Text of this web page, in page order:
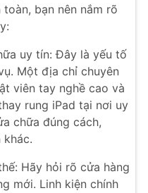
bạn nên nắm rõ
uy tín: Đây là yếu tố
Một địa chỉ chuyên
viên tay nghề cao và
rung iPad tại nơi uy
chữa đúng cách,
khác.
Hãy hỏi rõ cửa hàng
mới. Linh kiện chính